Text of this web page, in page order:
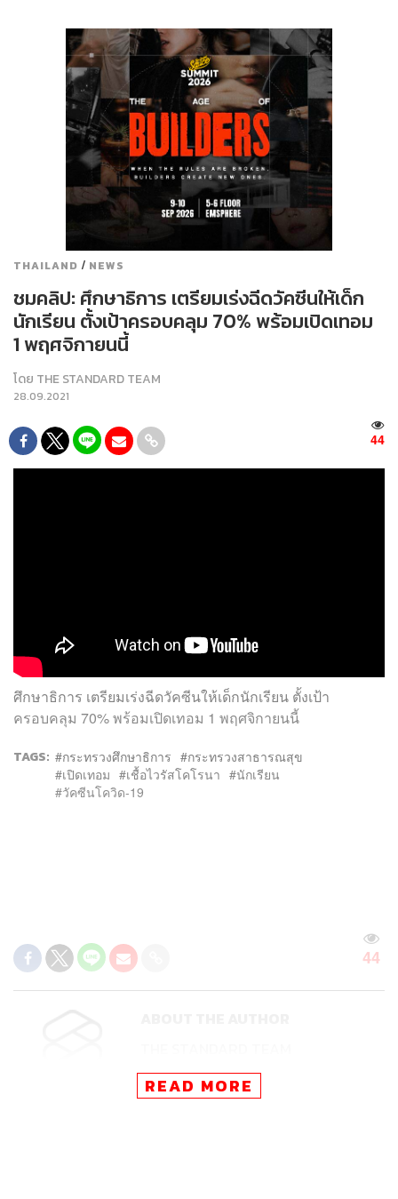
THAILAND / NEWS
ชมคลิป: ศึกษาธิการ เตรียมเร่งฉีดวัคซีนให้เด็ก
นักเรียน ตั้งเป้าครอบคลุม 70% พร้อมเปิดเทอม
1 พฤศจิกายนนี้
โดย THE STANDARD TEAM
28.09.2021
44
ศึกษาธิการ เตรียมเร่งฉีดวัคซีนให้เด็กนักเรียน ตั้งเป้า
ครอบคลุม 70% พร้อมเปิดเทอม 1 พฤศจิกายนนี้
TAGS: กระทรวงศึกษาธิการ
กระทรวงสาธารณสุข
เปิดเทอม
เชื้อไวรัสโคโรนา
นักเรียน
วัคซีนโควิด-19
44
READ MORE